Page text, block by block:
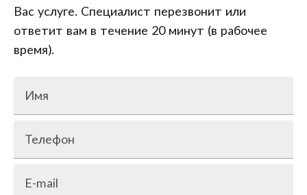
Вас услуге. Специалист перезвонит или
ответит вам в течение 20 минут (в рабочее
время).
Имя
Телефон
E-mail